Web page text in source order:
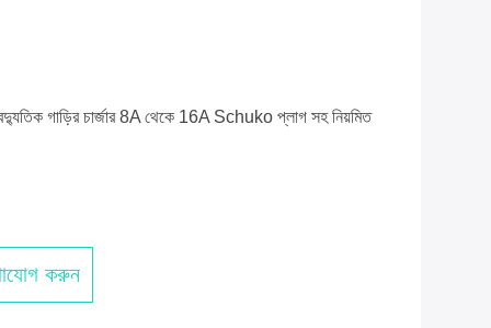
গাড়ির চার্জার 8A থেকে 16A Schuko প্লাগ সহ নিয়মিত
করুন